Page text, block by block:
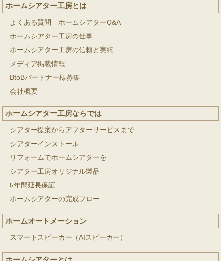
ホームシアター工房とは
よくある質問 ホームシアターQ&A
ホームシアター工房の仕事
ホームシアター工房の信頼と実績
メディア掲載情報
BtoBパートナー様募集
会社概要
ホームシアター工房ならでは
シアター提案からアフターサービスまで
シアターインストール
リフォームでホームシアターを
シアター工房オリジナル製品
5年間延長保証
ホームシアターの完成フロー
ホームオートメーション
スマートスピーカー（AIスピーカー）
ホームシアターとは